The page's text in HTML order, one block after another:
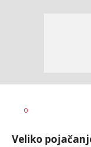
AUTOR
0
Veliko